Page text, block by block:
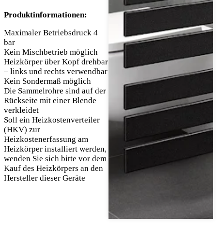
Produktinformationen:
Maximaler Betriebsdruck 4
bar
Kein Mischbetrieb möglich
Heizkörper über Kopf drehbar
– links und rechts verwendbar
Kein Sondermaß möglich
Die Sammelrohre sind auf der
Rückseite mit einer Blende
verkleidet
Soll ein Heizkostenverteiler
(HKV) zur
Heizkostenerfassung am
Heizkörper installiert werden,
wenden Sie sich bitte vor dem
Kauf des Heizkörpers an den
Hersteller dieser Geräte